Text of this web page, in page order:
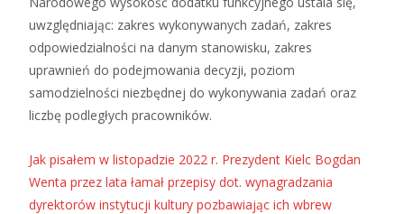
uwzględniając: zakres wykonywanych zadań, zakres
odpowiedzialności na danym stanowisku, zakres
uprawnień do podejmowania decyzji, poziom
samodzielności niezbędnej do wykonywania zadań oraz
liczbę podległych pracowników.
Jak pisałem w listopadzie 2022 r. Prezydent Kielc Bogdan
Wenta przez lata łamał przepisy dot. wynagradzania
dyrektorów instytucji kultury pozbawiając ich wbrew